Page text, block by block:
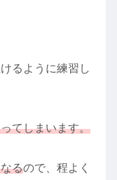
るように練習し
てしまいます。
るので、程よく